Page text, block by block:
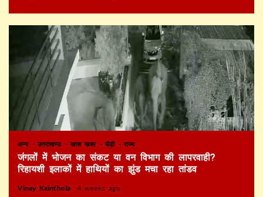
अन्य उत्तराखण्ड खास खबर पौड़ी राज्य
जंगलों में भोजन का संकट या वन विभाग की लापरवाही?
रिहायशी इलाकों में हाथियों का झुंड मचा रहा तांडव
Vinay Kainthola 4 weeks ago